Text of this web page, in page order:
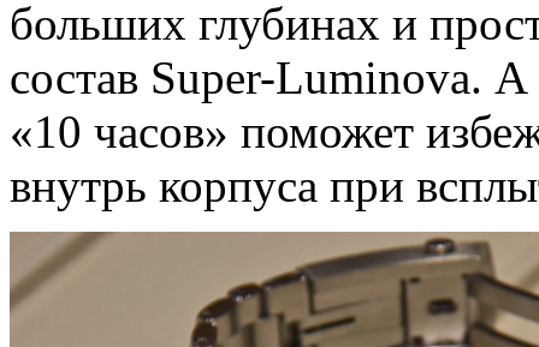
больших глубинах и
состав Super-Luminova. А
«10 часов» поможет
внутрь корпуса при